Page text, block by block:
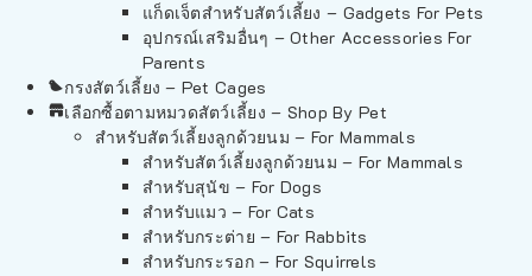
แก็ดเจ็ตสำหรับสัตว์เลี้ยง – Gadgets For Pets
อุปกรณ์เสริมอื่นๆ – Other Accessories For
Parents
กรงสัตว์เลี้ยง – Pet Cages
เลือกซื้อตามหมวดสัตว์เลี้ยง – Shop By Pet
สำหรับสัตว์เลี้ยงลูกด้วยนม – For Mammals
สำหรับสัตว์เลี้ยงลูกด้วยนม – For Mammals
สำหรับสุนัข – For Dogs
สำหรับแมว – For Cats
สำหรับกระต่าย – For Rabbits
สำหรับกระรอก – For Squirrels